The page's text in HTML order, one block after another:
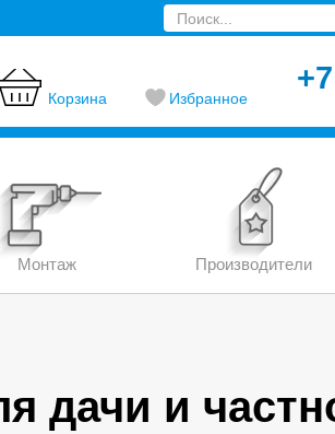
Корзина Избранное
Монтаж Производители
дачи и